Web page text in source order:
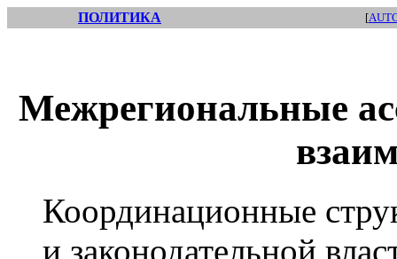
ПОЛИТИКА [
Межрегиональные
Координационные
и законодательной